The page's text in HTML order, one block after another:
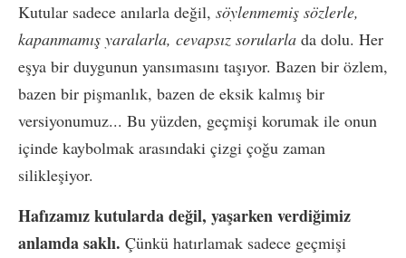
Kutular sadece anılarla değil, söylenmemiş sözlerle,
kapanmamış yaralarla, cevapsız sorularla da dolu. Her
eşya bir duygunun yansımasını taşıyor. Bazen bir özlem,
bazen bir pişmanlık, bazen de eksik kalmış bir
versiyonumuz... Bu yüzden, geçmişi korumak ile onun
içinde kaybolmak arasındaki çizgi çoğu zaman
silikleşiyor.
Hafızamız kutularda değil, yaşarken verdiğimiz
anlamda saklı. Çünkü hatırlamak sadece geçmişi